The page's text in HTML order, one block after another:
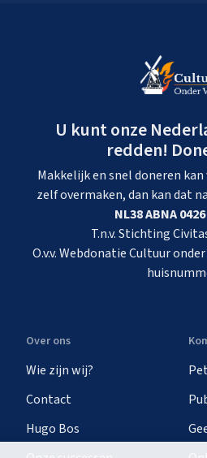
U kunt onze
redden!
Makkelijk en snel doneren kan
zelf overmaken, dan kan dat
NL38 ABNA
T.n.v. Stichting
O.v.v. Webdonatie Cultuur
Over ons
Wie zijn wij?
Contact
Hugo Bos